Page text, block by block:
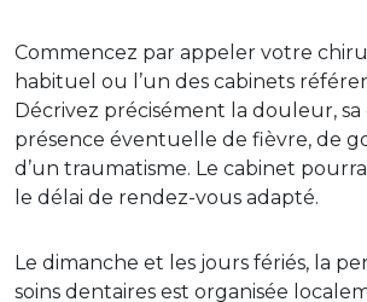
Commencez par appeler votre
habituel ou l’un des cabinets
Décrivez précisément la douleur,
présence éventuelle de fièvre, de
d’un traumatisme. Le cabinet
le délai de rendez-vous adapté.
Le dimanche et les jours fériés, la
soins dentaires est organisée